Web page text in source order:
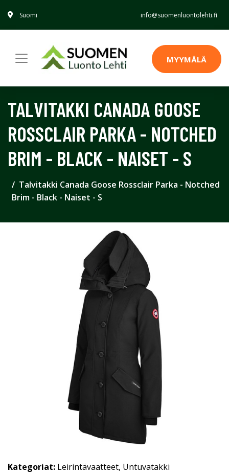
Suomi info@suomenluontolehti.fi
MYYMÄLÄ
TALVITAKKI CANADA GOOSE
ROSSCLAIR PARKA - NOTCHED
BRIM - BLACK - NAISET - S
Talvitakki Canada Goose Rossclair Parka - Notched
Brim - Black - Naiset - S
Kategoriat: Leirintävaatteet, Untuvatakki